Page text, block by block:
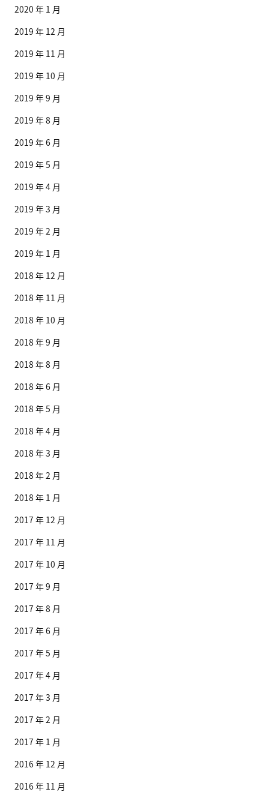
2020 年 1 月
2019 年 12 月
2019 年 11 月
2019 年 10 月
2019 年 9 月
2019 年 8 月
2019 年 6 月
2019 年 5 月
2019 年 4 月
2019 年 3 月
2019 年 2 月
2019 年 1 月
2018 年 12 月
2018 年 11 月
2018 年 10 月
2018 年 9 月
2018 年 8 月
2018 年 6 月
2018 年 5 月
2018 年 4 月
2018 年 3 月
2018 年 2 月
2018 年 1 月
2017 年 12 月
2017 年 11 月
2017 年 10 月
2017 年 9 月
2017 年 8 月
2017 年 6 月
2017 年 5 月
2017 年 4 月
2017 年 3 月
2017 年 2 月
2017 年 1 月
2016 年 12 月
2016 年 11 月